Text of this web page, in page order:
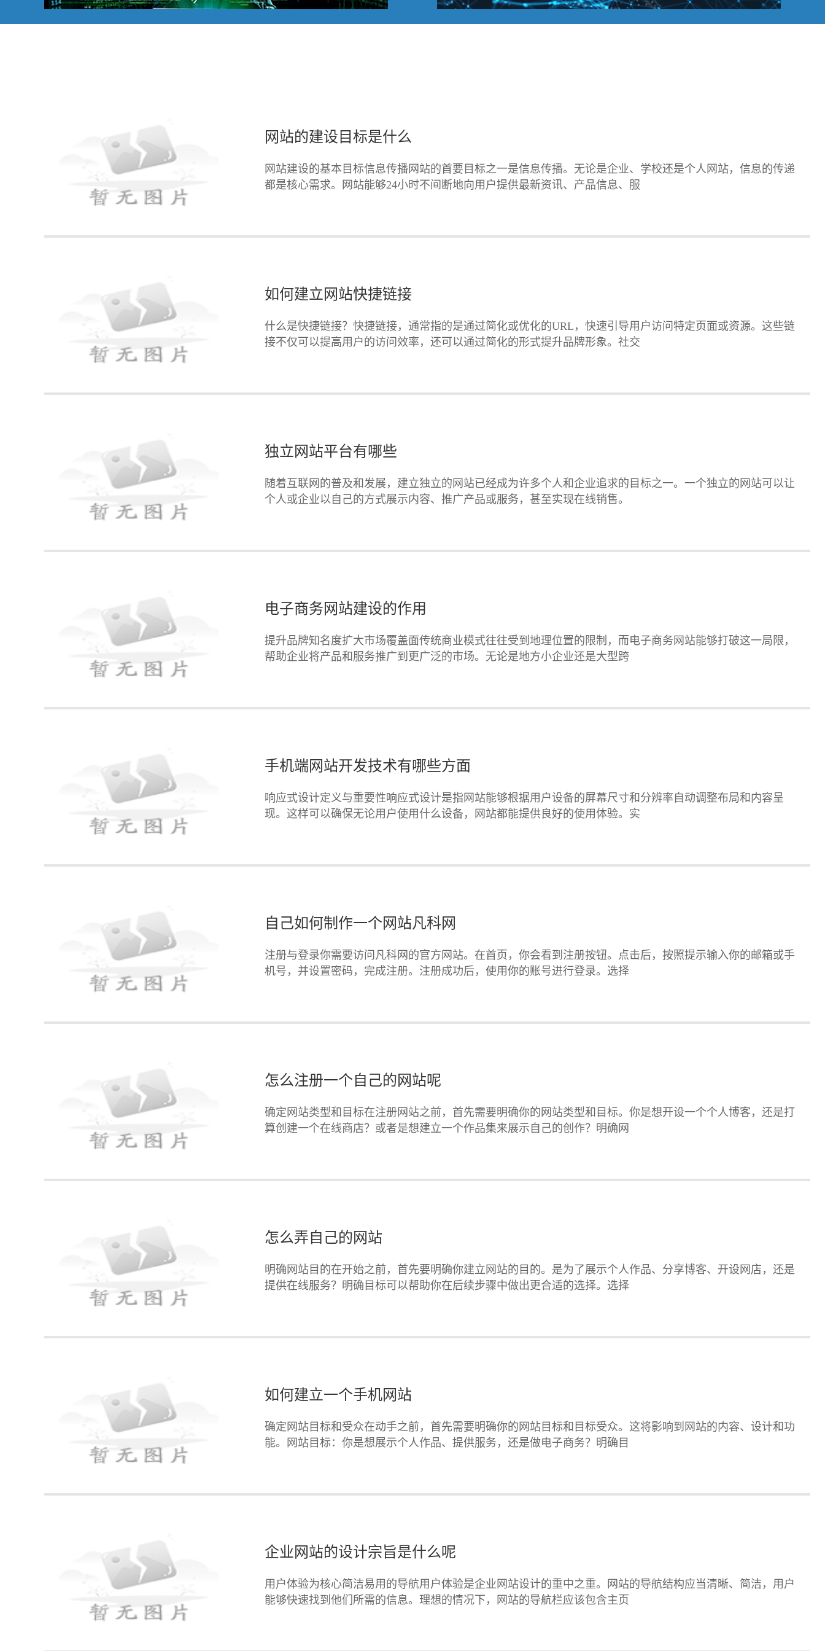
网站的建设目标是什么
网站建设的基本目标信息传播网站的首要目标之一是信息传播。无论是企业、学校还是个人网站，信息的传递
都是核心需求。网站能够24小时不间断地向用户提供最新资讯、产品信息、服
如何建立网站快捷链接
什么是快捷链接？快捷链接，通常指的是通过简化或优化的URL，快速引导用户访问特定页面或资源。这些链
接不仅可以提高用户的访问效率，还可以通过简化的形式提升品牌形象。社交
独立网站平台有哪些
随着互联网的普及和发展，建立独立的网站已经成为许多个人和企业追求的目标之一。一个独立的网站可以让
个人或企业以自己的方式展示内容、推广产品或服务，甚至实现在线销售。
电子商务网站建设的作用
提升品牌知名度扩大市场覆盖面传统商业模式往往受到地理位置的限制，而电子商务网站能够打破这一局限，
帮助企业将产品和服务推广到更广泛的市场。无论是地方小企业还是大型跨
手机端网站开发技术有哪些方面
响应式设计定义与重要性响应式设计是指网站能够根据用户设备的屏幕尺寸和分辨率自动调整布局和内容呈
现。这样可以确保无论用户使用什么设备，网站都能提供良好的使用体验。实
自己如何制作一个网站凡科网
注册与登录你需要访问凡科网的官方网站。在首页，你会看到注册按钮。点击后，按照提示输入你的邮箱或手
机号，并设置密码，完成注册。注册成功后，使用你的账号进行登录。选择
怎么注册一个自己的网站呢
确定网站类型和目标在注册网站之前，首先需要明确你的网站类型和目标。你是想开设一个个人博客，还是打
算创建一个在线商店？或者是想建立一个作品集来展示自己的创作？明确网
怎么弄自己的网站
明确网站目的在开始之前，首先要明确你建立网站的目的。是为了展示个人作品、分享博客、开设网店，还是
提供在线服务？明确目标可以帮助你在后续步骤中做出更合适的选择。选择
如何建立一个手机网站
确定网站目标和受众在动手之前，首先需要明确你的网站目标和目标受众。这将影响到网站的内容、设计和功
能。网站目标：你是想展示个人作品、提供服务，还是做电子商务？明确目
企业网站的设计宗旨是什么呢
用户体验为核心简洁易用的导航用户体验是企业网站设计的重中之重。网站的导航结构应当清晰、简洁，用户
能够快速找到他们所需的信息。理想的情况下，网站的导航栏应该包含主页